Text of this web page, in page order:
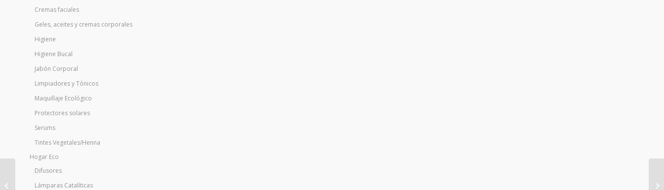
Cremas faciales
Geles, aceites y cremas corporales
Higiene
Higiene Bucal
Jabón Corporal
Limpiadores y Tónicos
Maquillaje Ecológico
Protectores solares
Serums
Tintes Vegetales/Henna
Hogar Eco
Difusores
Lámparas Catalíticas
Aceite Esencial Arbol
del Té 10ml Rincón